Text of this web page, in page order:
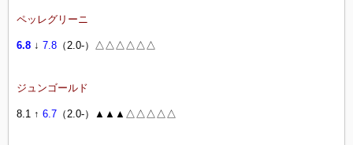
ペッレグリーニ
6.8 ↓ 7.8 （2.0-）△△△△△△
ジュンゴールド
8.1 ↑ 6.7 （2.0-）▲▲▲△△△△△